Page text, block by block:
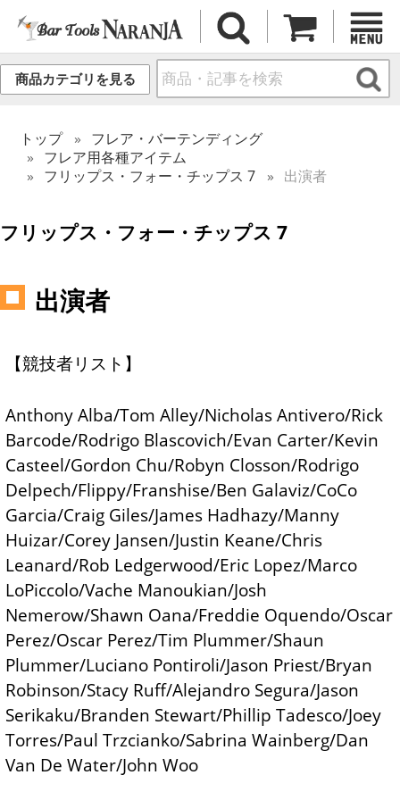
商品カテゴリを見る
トップ
フレア・バーテンディング
フレア用各種アイテム
フリップス・フォー・チップス 7
出演者
フリップス・フォー・チップス 7
出演者
【競技者リスト】
Anthony Alba/Tom Alley/Nicholas Antivero/Rick
Barcode/Rodrigo Blascovich/Evan Carter/Kevin
Casteel/Gordon Chu/Robyn Closson/Rodrigo
Delpech/Flippy/Franshise/Ben Galaviz/CoCo
Garcia/Craig Giles/James Hadhazy/Manny
Huizar/Corey Jansen/Justin Keane/Chris
Leanard/Rob Ledgerwood/Eric Lopez/Marco
LoPiccolo/Vache Manoukian/Josh
Nemerow/Shawn Oana/Freddie Oquendo/Oscar
Perez/Oscar Perez/Tim Plummer/Shaun
Plummer/Luciano Pontiroli/Jason Priest/Bryan
Robinson/Stacy Ruff/Alejandro Segura/Jason
Serikaku/Branden Stewart/Phillip Tadesco/Joey
Torres/Paul Trzcianko/Sabrina Wainberg/Dan
Van De Water/John Woo